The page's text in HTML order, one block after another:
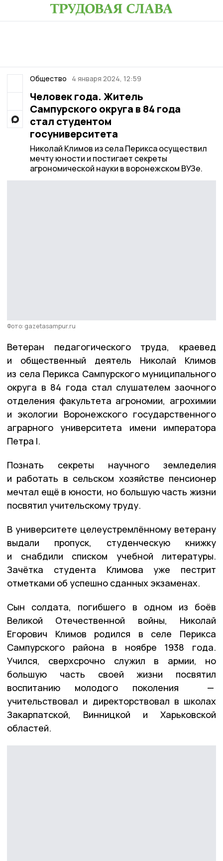
Общество 4 января 2024, 12:59
Человек года. Житель
Сампурского округа в 84 года
стал студентом
госуниверситета
Николай Климов из села Перикса осуществил
мечту юности и постигает секреты
агрономической науки в воронежском ВУЗе.
Фото: gazetasampur.ru
Ветеран педагогического труда, краевед
и общественный деятель Николай Климов
из села Перикса Сампурского муниципального
округа в 84 года стал слушателем заочного
отделения факультета агрономии, агрохимии
и экологии Воронежского государственного
аграрного университета имени императора
Петра I.
Познать секреты научного земледелия
и работать в сельском хозяйстве пенсионер
мечтал ещё в юности, но большую часть жизни
посвятил учительскому труду.
В университете целеустремлённому ветерану
выдали пропуск, студенческую книжку
и снабдили списком учебной литературы.
Зачётка студента Климова уже пестрит
отметками об успешно сданных экзаменах.
Сын солдата, погибшего в одном из боёв
Великой Отечественной войны, Николай
Егорович Климов родился в селе Перикса
Сампурского района в ноябре 1938 года.
Учился, сверхсрочно служил в армии, но
большую часть своей жизни посвятил
воспитанию молодого поколения —
учительствовал и директорствовал в школах
Закарпатской, Винницкой и Харьковской
областей.